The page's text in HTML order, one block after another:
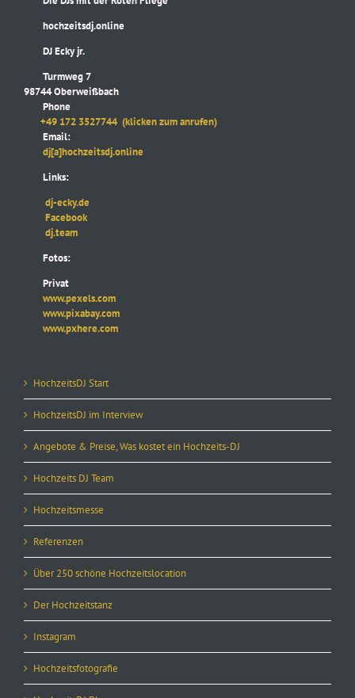
hochzeitsdj.online
DJ Ecky jr.
Turmweg 7
98744 Oberweißbach
Phone
+49 172 3527744 (klicken zum anrufen)
Email:
dj[a]hochzeitsdj.online
Links:
dj-ecky.de
Facebook
dj.team
Fotos:
Privat
www.pexels.com
www.pixabay.com
www.pxhere.com
HochzeitsDJ Start
HochzeitsDJ im Interview
Angebote & Preise, Was kostet ein Hochzeits-DJ
Hochzeits DJ Team
Hochzeitsmesse
Referenzen
Über 250 schöne Hochzeitslocation
Der Hochzeitstanz
Instagram
Hochzeitsfotografie